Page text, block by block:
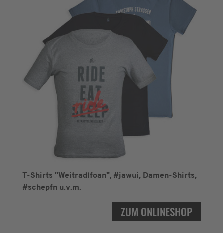
T-Shirts "Weitradlfoan", #jawui, Damen-Shirts,
#schepfn u.v.m.
ZUM ONLINESHOP